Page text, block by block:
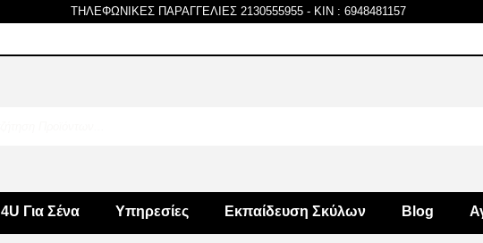
ΤΗΛΕΦΩΝΙΚΕΣ ΠΑΡΑΓΓΕΛΙΕΣ 2130555955- KIN : 6948481157
4U Για Σένα Υπηρεσίες Εκπαίδευση Σκύλων Blog